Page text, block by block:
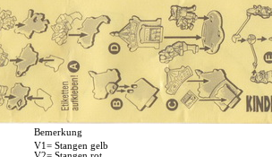
Bemerkung
V1= Stangen gelb